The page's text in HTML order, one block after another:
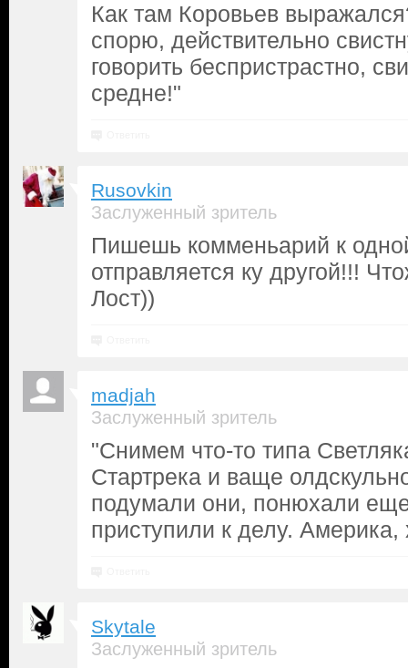
Как там Коровьев
спорю, действительно
говорить беспристрастно,
средне!"
Rusovkin
Заслуженный зритель
Пишешь комменьарий к
отправляется ку другой!!!
Лост))
madjah
Заслуженный зритель
"Снимем что-то типа
Стартрека и ваще
подумали они, понюхали
приступили к делу. Америка,
Skytale
Заслуженный зритель